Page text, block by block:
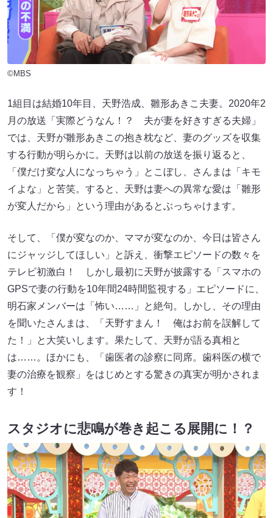
©MBS
1組目は結婚10年目、天野浩成、雛形あきこ夫妻。2020年2
月の放送「実際どうなん！？ 夫が妻を好きすぎる夫婦」
では、天野が雛形あきこの抱き枕など、妻のグッズを収集
する行動が明らかに。天野は以前の放送を振り返ると、
「僕だけ変な人になっちゃう」とこぼし、さんまは「キモ
イよな」と苦笑。すると、天野は妻への異常な愛は「雛形
が変人だから」という理由があるとぶっちゃけます。
そして、「僕が変なのか、ママが変なのか、今日は皆さん
にジャッジしてほしい」と訴え、衝撃エピソードの数々を
テレビ初激白！ しかし最初に天野が披露する「スマホの
GPSで妻の行動を10年間24時間監視する」エピソードに、
明石家メンバーは「怖い……」と絶句。しかし、その理由
を聞いたさんまは、「天野すまん！ 俺はお前を誤解して
た！」と大笑いします。果たして、天野が語る真相と
は……。ほかにも、「歯医者の診察に同席。歯科医の横で
妻の治療を観察」をはじめとする驚きの真実が明かされま
す！
スタジオに悲鳴が巻き起こる展開に！？